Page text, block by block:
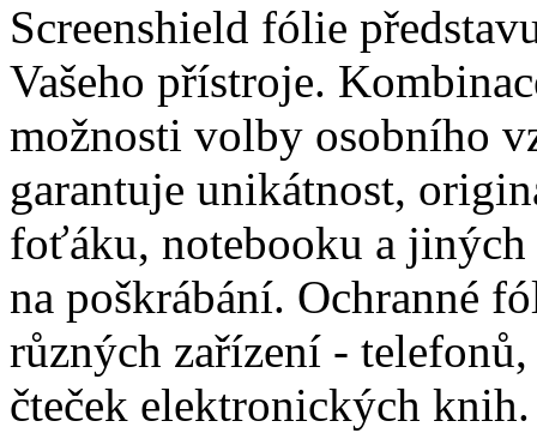
Screenshield fólie
Vašeho přístroje.
možnosti volby osobního
garantuje unikátnost,
foťáku, notebooku a
na poškrábání. Ochranné
různých zařízení -
čteček elektronických knih.